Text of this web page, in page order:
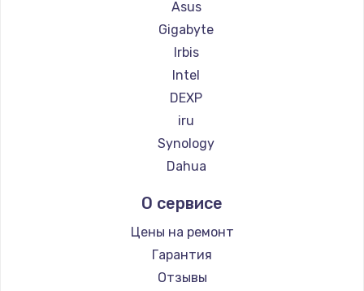
890 руб.
Заказать
Замена материнской платы
1760 руб.
Заказать
Asus
Gigabyte
Irbis
Intel
DEXP
iru
Synology
Dahua
О сервисе
Цены на ремонт
Гарантия
Отзывы